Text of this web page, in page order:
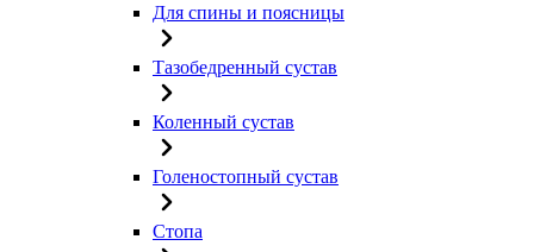
Для спины и поясницы
Тазобедренный сустав
Коленный сустав
Голеностопный сустав
Стопа